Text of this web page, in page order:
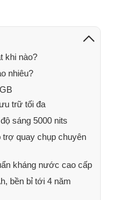
khi nào?
nhiêu?
trữ tối đa
sáng 5000 nits
quay chụp chuyên
kháng nước cao cấp
bền bỉ tới 4 năm